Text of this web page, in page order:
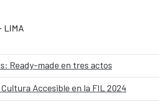
LIMA
Ready-made en tres actos
Accesible en la FIL 2024